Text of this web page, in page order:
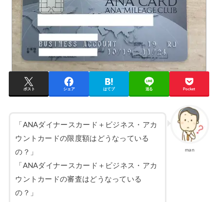
ポスト シェア はてブ 送る Pocket
man
「ANAダイナースカード＋ビジネス・アカ
ウントカードの限度額はどうなっている
の？」
「ANAダイナースカード＋ビジネス・アカ
ウントカードの審査はどうなっている
の？」